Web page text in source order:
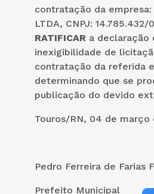
contratação da empresa:
LTDA, CNPJ:
RATIFICAR a declaração
inexigibilidade de
contratação da referida
determinando que se
publicação do devido
Touros/RN, 04 de março
Pedro Ferreira de Farias
Prefeito Municipal